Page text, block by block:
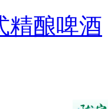
精酿啤酒